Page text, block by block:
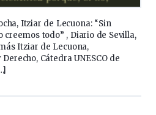
Itziar de Lecuona: “Sin
todo” , Diario de Sevilla,
Itziar de Lecuona,
Cátedra UNESCO de